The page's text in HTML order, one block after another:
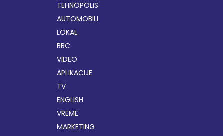
TEHNOPOLIS
AUTOMOBILI
LOKAL
BBC
VIDEO
APLIKACIJE
TV
ENGLISH
VREME
MARKETING